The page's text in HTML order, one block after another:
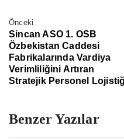
Önceki
Sincan ASO 1. OSB
Özbekistan Caddesi
Fabrikalarında Vardiya
Verimliliğini Artıran
Stratejik Personel
Benzer Yazılar